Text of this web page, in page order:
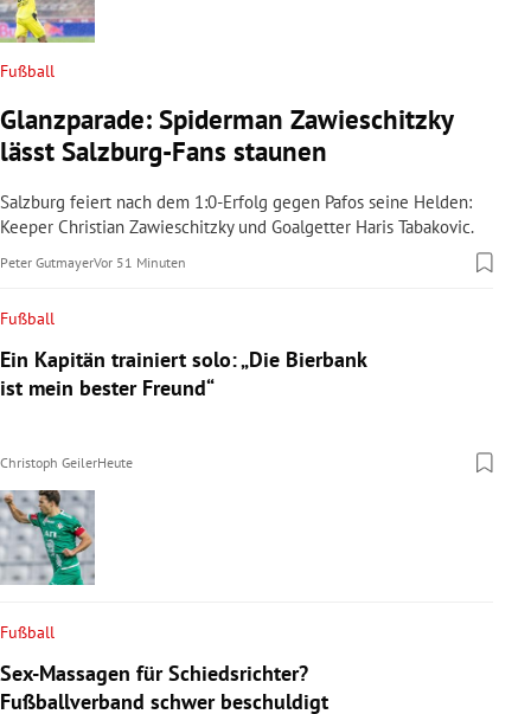
Fußball
Glanzparade: Spiderman Zawieschitzky
lässt Salzburg-Fans staunen
Salzburg feiert nach dem 1:0-Erfolg gegen Pafos seine Helden:
Keeper Christian Zawieschitzky und Goalgetter Haris Tabakovic.
Peter GutmayerVor 51 Minuten
Fußball
Ein Kapitän trainiert solo: „Die Bierbank
ist mein bester Freund“
Christoph GeilerHeute
Fußball
Sex-Massagen für Schiedsrichter?
Fußballverband schwer beschuldigt